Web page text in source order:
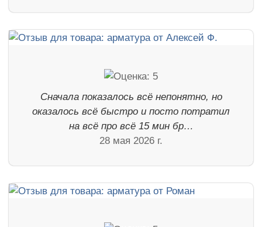
Сначала показалось всё непонятно, но
оказалось всё быстро и посто потратил
на всё про всё 15 мин бр…
28 мая 2026 г.